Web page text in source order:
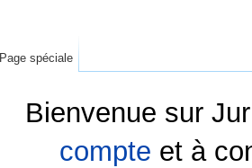
Bienvenue sur
compte et à
Page spéciale